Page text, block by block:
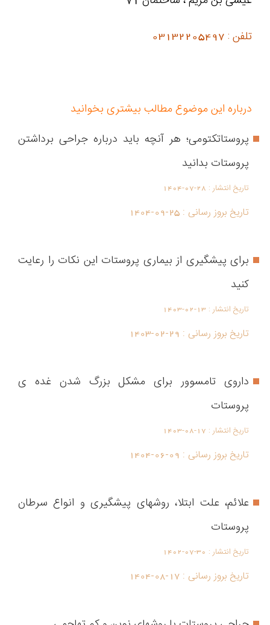
تلفن : 03132205497
درباره این موضوع مطالب بیشتری بخوانید
پروستاتکتومی؛ هر آنچه باید درباره جراحی برداشتن
پروستات بدانید
تاریخ انتشار : 1404-07-28
تاریخ بروز رسانی : 1404-09-25
برای پیشگیری از بیماری پروستات این نکات را رعایت
کنید
تاریخ انتشار : 1403-02-13
تاریخ بروز رسانی : 1403-02-29
داروی تامسوور برای مشکل بزرگ شدن غده ی
پروستات
تاریخ انتشار : 1403-08-17
تاریخ بروز رسانی : 1404-06-09
علائم، علت ابتلا، روشهای پیشگیری و انواع سرطان
پروستات
تاریخ انتشار : 1402-07-30
تاریخ بروز رسانی : 1404-08-17